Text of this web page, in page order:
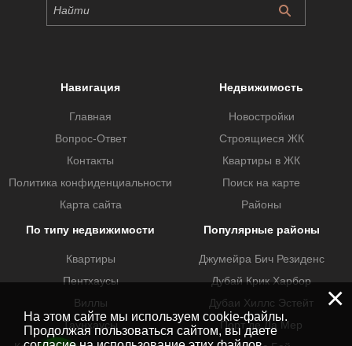
Навигация
Главная
Вопрос-Ответ
Контакты
Политика конфиденциальности
Карта сайта
Недвижимость
Новостройки
Строящиеся ЖК
Квартиры в ЖК
Поиск на карте
Районы
По типу недвижимости
Квартиры
Пентхаусы
Виллы
Таунхаусы
Популярные районы
Джумейра Бич Резиденс
Дубай Крик Харбор
Дубаи Хиллс Эстейт
Порт де Ла Мер
×
На этом сайте мы используем cookie-файлы.
Продолжая пользоваться сайтом, вы даете